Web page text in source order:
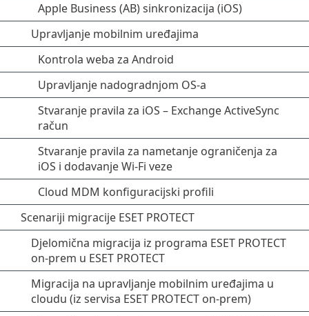
Apple Business (AB) sinkronizacija (iOS)
Upravljanje mobilnim uređajima
Kontrola weba za Android
Upravljanje nadogradnjom OS-a
Stvaranje pravila za iOS – Exchange ActiveSync
račun
Stvaranje pravila za nametanje ograničenja za
iOS i dodavanje Wi-Fi veze
Cloud MDM konfiguracijski profili
Scenariji migracije ESET PROTECT
Djelomična migracija iz programa ESET PROTECT
on-prem u ESET PROTECT
Migracija na upravljanje mobilnim uređajima u
cloudu (iz servisa ESET PROTECT on-prem)